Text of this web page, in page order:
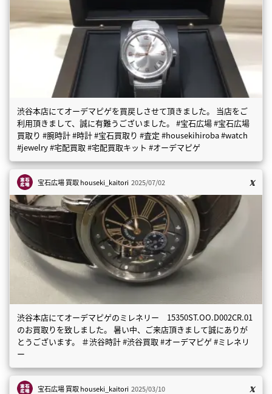
渋谷本店にてオーデマピゲを買戻しさせて頂きました。 当店をご
利用頂きまして、誠に有難うございました。 #宝石広場 #宝石広場
買取り #腕時計 #時計 #宝石買取り #査定 #housekihiroba #watch
#jewelry #宅配買取 #宅配買取キット #オーデマピゲ
宝石広場 買取houseki_kaitori 2025/07/02
渋谷本店にてオーデマピゲのミレネリー 15350ST.OO.D002CR.01
のお買取りを致しました。 暑い中、ご来店頂きまして誠にありが
とうございます。 ＃渋谷時計 #渋谷買取 #オーデマピゲ #ミレネリ
ー
宝石広場 買取houseki_kaitori 2025/03/10